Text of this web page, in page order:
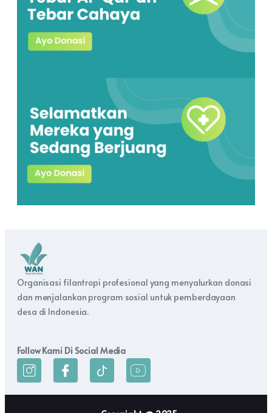
Organisasi filantropi profesional yang menyalurkan donasi
dan menjalankan program sosial untuk pemberdayaan
desa di Indonesia.
Follow Kami Di Social Media